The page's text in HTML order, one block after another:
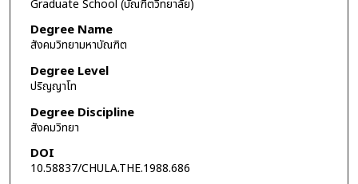
Graduate School (บัณฑิตวิทยาลัย)
Degree Name
สังคมวิทยามหาบัณฑิต
Degree Level
ปริญญาโท
Degree Discipline
สังคมวิทยา
DOI
10.58837/CHULA.THE.1988.686